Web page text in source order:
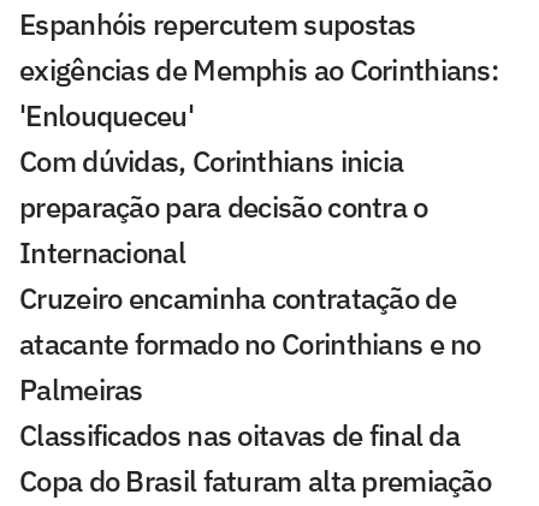
Espanhóis repercutem supostas
exigências de Memphis ao Corinthians:
'Enlouqueceu'
Com dúvidas, Corinthians inicia
preparação para decisão contra o
Internacional
Cruzeiro encaminha contratação de
atacante formado no Corinthians e no
Palmeiras
Classificados nas oitavas de final da
Copa do Brasil faturam alta premiação